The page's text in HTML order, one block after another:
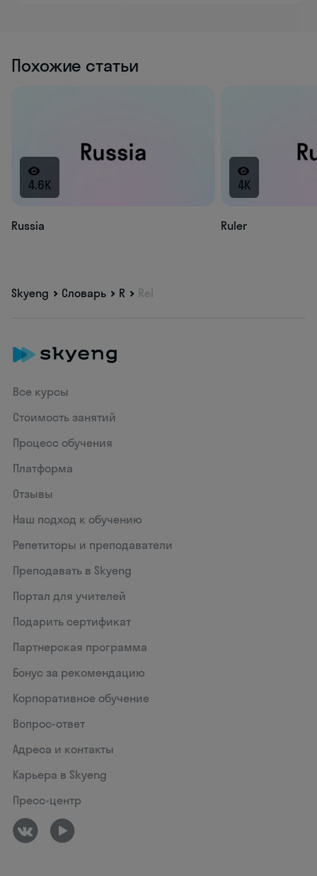
Похожие статьи
4.6K
Russia
4K
Ruler
Skyeng Словарь R Rel
Все курсы
Стоимость занятий
Процесс обучения
Платформа
Отзывы
Наш подход к обучению
Репетиторы и преподаватели
Преподавать в Skyeng
Портал для учителей
Подарить сертификат
Партнерская программа
Бонус за рекомендацию
Корпоративное обучение
Вопрос-ответ
Адреса и контакты
Карьера в Skyeng
Пресс-центр